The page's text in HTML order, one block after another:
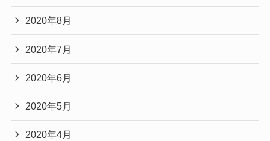
2020年8月
2020年7月
2020年6月
2020年5月
2020年4月